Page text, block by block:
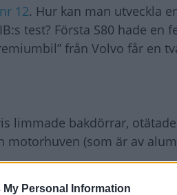
My Personal Information
12. Hur kan man utveckla
test? Första S80 hade en
från Volvo får en
limmade bakdörrar,
(som är av
och heller aldrig haft